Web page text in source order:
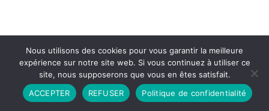
Partenariat Contact
Politique de Confidentialité
CGU
Copyright © 2026 - Propulsé par DIEUDUDIABLE
Nous utilisons des cookies pour vous garantir la meilleure
expérience sur notre site web. Si vous continuez à utiliser ce
site, nous supposerons que vous en êtes satisfait.
ACCEPTER
REFUSER Politique de confidentialité